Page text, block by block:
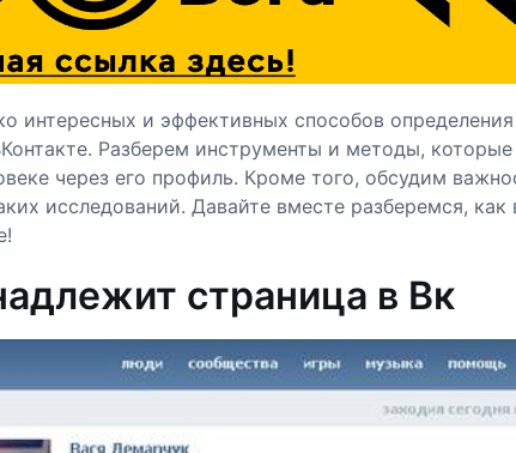
интересных и эффективных способов определения
Разберем инструменты и методы,
через его профиль. Кроме того, обсудим
исследований. Давайте вместе разберемся, как
страница в Вк